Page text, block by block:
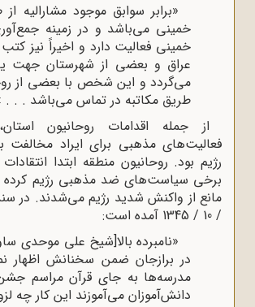
«برابر سوابق موجود مشارالیه
خمینی می‌باشد و در زمینه
خمینی فعالیت دارد و اخیراً نیز
عراق و بعضی از شهرستان جهت
می‌گردد و این شخص با بعضی از
طریق مکاتبه در تماس می‌باشد . . .
از جمله اقدامات روحانیون
فعالیت‌های مذهبی برای ایراد
رژیم بود. روحانیون منطقه ابتدا
برخی سیاست‌های ضد مذهبی رژیم ‌کرده‌
/ 10 / 1345 آمده است:
«نامبرده بالا[شیخ علی موحدی
در برازجان ضمن سخنانش اظهار
مدرسه‌ها به جای قرآن مراسم جشن
دانش‌آموزان می‌آموزند این کار چه